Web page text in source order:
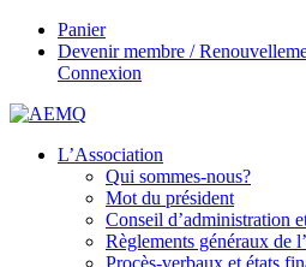
Panier
Devenir membre /
Connexion
L’Association
Qui sommes-nous?
Mot du président
Conseil d’administration
Règlements généraux de
Procès-verbaux et états